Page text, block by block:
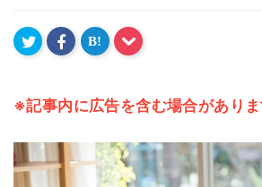
B!
※記事内に広告を含む場合があり